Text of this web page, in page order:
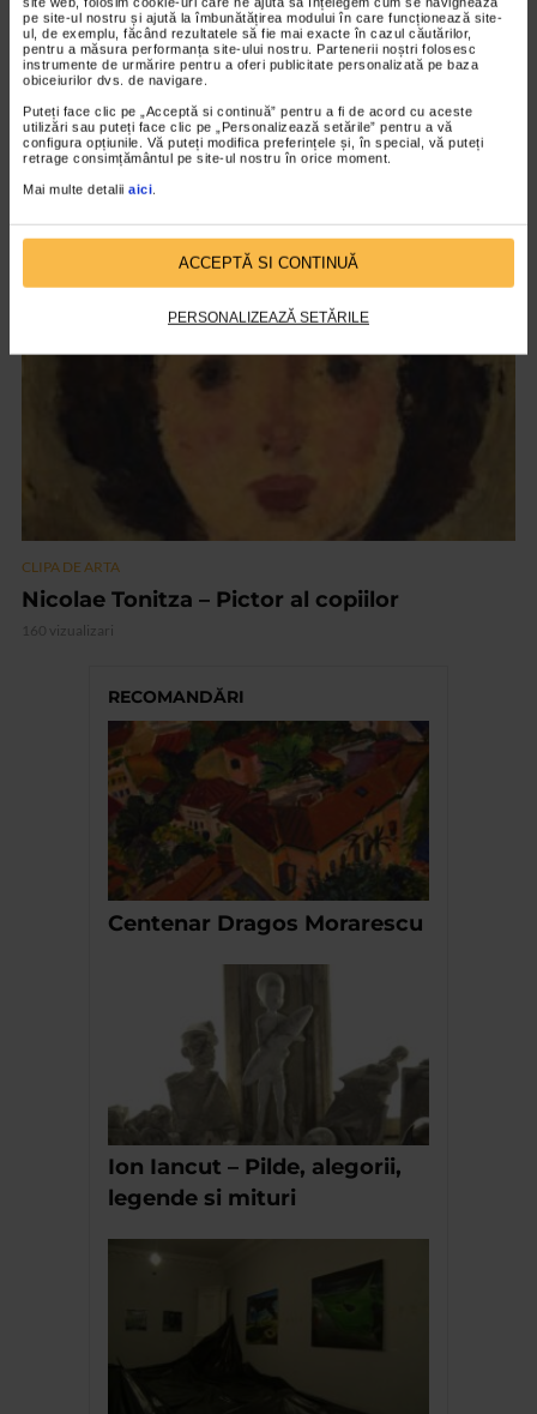
pe site-ul nostru și ajută la îmbunătățirea modului în care funcționează site-
ul, de exemplu, făcând rezultatele să fie mai exacte în cazul căutărilor,
pentru a măsura performanța site-ului nostru. Partenerii noștri folosesc
instrumente de urmărire pentru a oferi publicitate personalizată pe baza
obiceiurilor dvs. de navigare.
Puteți face clic pe „Acceptă si continuă” pentru a fi de acord cu aceste
utilizări sau puteți face clic pe „Personalizează setările” pentru a vă
configura opțiunile. Vă puteți modifica preferințele și, în special, vă puteți
retrage consimțământul pe site-ul nostru în orice moment.
Mai multe detalii aici
ACCEPTĂ SI CONTINUĂ
PERSONALIZEAZĂ SETĂRILE
CLIPA DE ARTA
ARTS and ARTISTS. Floriama Cândea –
„Invisible Garden #2”
143 vizualizari
VIDEO
CLIPA DE ARTA
Nicolae Tonitza – Pictor al copiilor
160 vizualizari
RECOMANDĂRI
Centenar Dragos Morarescu
Ion Iancut – Pilde, alegorii,
legende si mituri